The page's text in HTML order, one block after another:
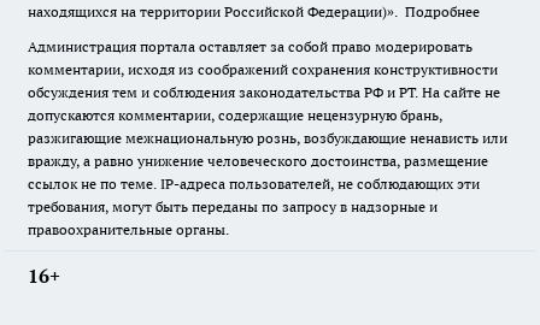
находящихся на территории Российской Федерации)». Подробнее
Администрация портала оставляет за собой право модерировать
комментарии, исходя из соображений сохранения конструктивности
обсуждения тем и соблюдения законодательства РФ и РТ. На сайте не
допускаются комментарии, содержащие нецензурную брань,
разжигающие межнациональную рознь, возбуждающие ненависть или
вражду, а равно унижение человеческого достоинства, размещение
ссылок не по теме. IP-адреса пользователей, не соблюдающих эти
требования, могут быть переданы по запросу в надзорные и
правоохранительные органы.
16+